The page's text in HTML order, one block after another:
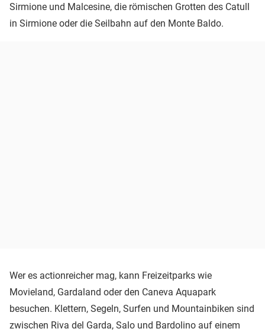
Sirmione und Malcesine, die römischen Grotten des Catull
in Sirmione oder die Seilbahn auf den Monte Baldo.
Wer es actionreicher mag, kann Freizeitparks wie
Movieland, Gardaland oder den Caneva Aquapark
besuchen. Klettern, Segeln, Surfen und Mountainbiken sind
zwischen Riva del Garda, Salo und Bardolino auf einem